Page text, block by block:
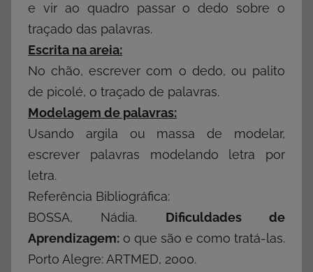
e vir ao quadro passar o dedo sobre o
traçado das palavras.
Escrita na areia:
No chão, escrever com o dedo, ou palito
de picolé, o traçado de palavras.
Modelagem de palavras:
Usando argila ou massa de modelar,
escrever palavras modelando letra por
letra.
Referência Bibliográfica:
BOSSA, Nádia. Dificuldades de
Aprendizagem: o que são e como tratá-las.
Porto Alegre: ARTMED, 2000.